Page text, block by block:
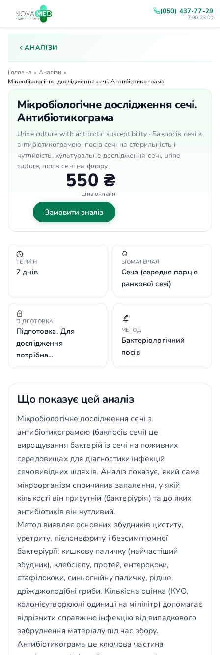
(050) 437-77-29
7:00-23:00
АНАЛІЗИ
Головна » Аналізи »
Мікробіологічне дослідження сечі. Антибіотикограма
Мікробіологічне дослідження сечі.
Антибіотикограма
Urine culture with antibiotic susceptibility · Бакпосів сечі з
антибіотикограмою, посів сечі на стерильність і
чутливість, культуральне дослідження сечі, urine
culture, посів сечі на флору
550 ₴
ціна онлайн
Замовити аналіз
ТЕРМІН
7 днів
БІОМАТЕРІАЛ
Сеча (середня порція
ранкової сечі)
ПІДГОТОВКА
Підготовка. Для
дослідження
потрібна…
МЕТОД
Бактеріологічний
посів
Що показує цей аналіз
Мікробіологічне дослідження сечі з
антибіотикограмою (бакпосів сечі) це
вирощування бактерій із сечі на поживних
середовищах для діагностики інфекцій
сечовивідних шляхів. Аналіз показує, який саме
мікроорганізм спричинив запалення, у якій
кількості він присутній (бактеріурія) та до яких
антибіотиків він чутливий.
Метод виявляє основних збудників циститу,
уретриту, пієлонефриту і безсимптомної
бактеріурії: кишкову паличку (найчастіший
збудник), клебсієлу, протей, ентерококи,
стафілококи, синьогнійну паличку, рідше
дріжджоподібні гриби. Кількісна оцінка (КУО,
колонієутворюючі одиниці на мілілітр) допомагає
відрізнити справжню інфекцію від випадкового
забруднення матеріалу під час збору.
Антибіотикограма це ключова частина